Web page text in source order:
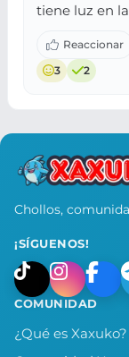
tiene luz en
3 2
Chollos,
¡SÍGUENOS!
COMUNIDAD
¿Qué es Xaxuko?